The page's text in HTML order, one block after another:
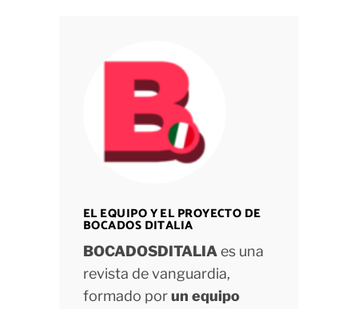
EL EQUIPO Y EL PROYECTO DE
BOCADOS DITALIA
BOCADOSDITALIAes una
revista de vanguardia,
formado porun equipo